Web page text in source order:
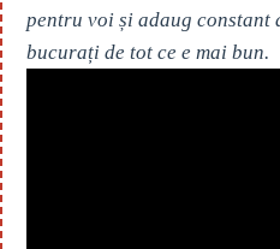
pentru voi și adaug constant
bucurați de tot ce e mai bun.